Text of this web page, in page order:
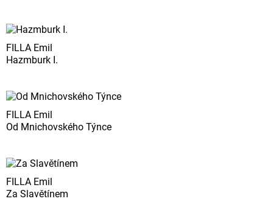
FILLA Emil
Hazmburk I.
FILLA Emil
Od Mnichovského Týnce
FILLA Emil
Za Slavětínem